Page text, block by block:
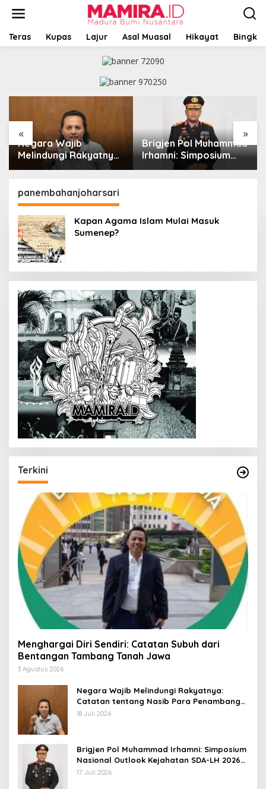
t
Teras Kupas Lajur Asal Muasal Hikayat Bingkai
« »
Negara Wajib
Melindungi Rakyatnya:
Catatan tentang Nasib
Belerang Kawah Ijen
Brigjen Pol Muhammad
Irhamni: Simposium
Nasional Outlook
panembahanjoharsari
Kapan Agama Islam Mulai Masuk
Sumenep?
Terkini
Menghargai Diri Sendiri: Catatan Subuh dari
Bentangan Tambang Tanah Jawa
3 Agustus 2026
Negara Wajib Melindungi Rakyatnya:
Catatan tentang Nasib Para Penambang
Belerang Kawah Ijen
18 Juli 2026
Brigjen Pol Muhammad Irhamni: Simposium
Nasional Outlook Kejahatan SDA-LH 2026–
2030 Beri Banyak Masukan Bagi APH
17 Juli 2026